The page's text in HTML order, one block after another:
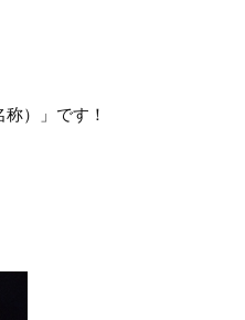
）」です！